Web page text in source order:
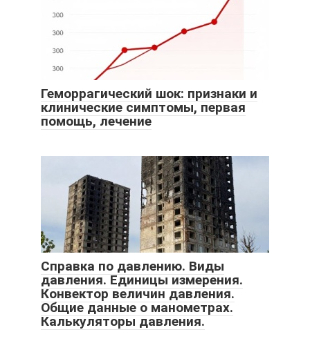
Геморрагический шок: признаки и
клинические симптомы, первая
помощь, лечение
Справка по давлению. Виды
давления. Единицы измерения.
Конвектор величин давления.
Общие данные о манометрах.
Калькуляторы давления.